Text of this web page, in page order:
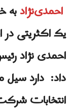
احمدی‌نژادبه
یک اکثریتی
احمدی نژاد
داد: دارد سیل
انتخابات